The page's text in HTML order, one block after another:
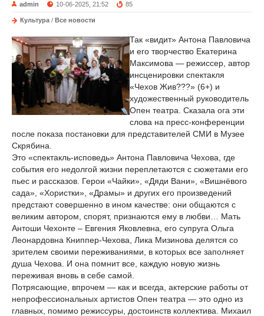
admin 10-06-2025, 21:52 85
Культура / Все новости
Так «видит» Антона Павловича
и его творчество Екатерина
Максимова — режиссер, автор
инсценировки спектакля
«Чехов Жив???» (6+) и
художественный руководитель
Опен театра. Сказала ога эти
слова на пресс-конференции
после показа постановки для представителей СМИ в Музее
Скрябина.
Это «спектакль-исповедь» Антона Павловича Чехова, где
события его недолгой жизни переплетаются с сюжетами его
пьес и рассказов. Герои «Чайки», «Дяди Вани», «Вишнёвого
сада», «Хористки», «Драмы» и других его произведений
предстают совершенно в ином качестве: они общаются с
великим автором, спорят, признаются ему в любви… Мать
Антоши Чехонте – Евгения Яковлевна, его супруга Ольга
Леонардовна Книппер-Чехова, Лика Мизинова делятся со
зрителем своими переживаниями, в которых все заполняет
душа Чехова. И она помнит все, каждую новую жизнь
переживая вновь в себе самой.
Потрясающие, впрочем — как и всегда, актерские работы от
непрофессиональных артистов Опен театра — это одно из
главных, помимо режиссуры, достоинств коллектива. Михаил